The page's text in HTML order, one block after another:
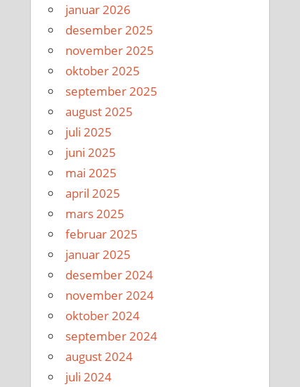
januar 2026
desember 2025
november 2025
oktober 2025
september 2025
august 2025
juli 2025
juni 2025
mai 2025
april 2025
mars 2025
februar 2025
januar 2025
desember 2024
november 2024
oktober 2024
september 2024
august 2024
juli 2024